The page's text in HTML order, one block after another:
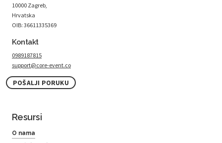
10000 Zagreb,
Hrvatska
OIB: 36611335369
Kontakt
0989187815
support@core-event.co
POŠALJI PORUKU
Resursi
O nama